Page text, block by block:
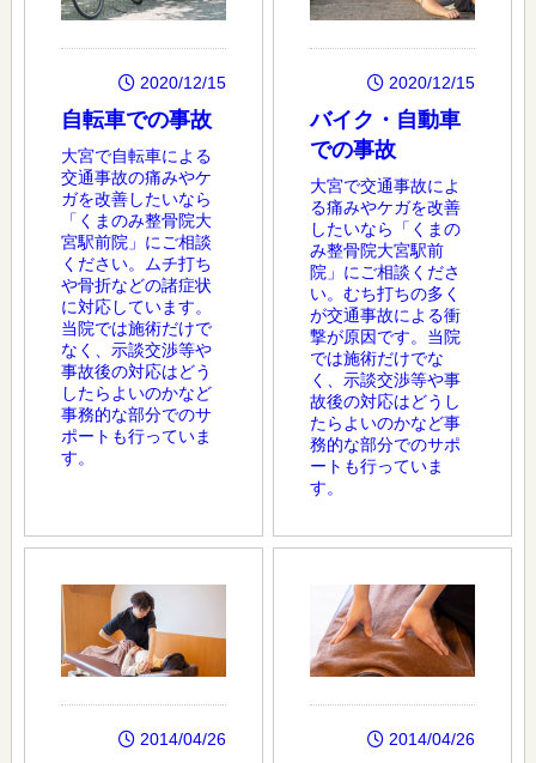
2020/12/15
自転車での事故
大宮で自転車による
交通事故の痛みやケ
ガを改善したいなら
「くまのみ整骨院大
宮駅前院」にご相談
ください。ムチ打ち
や骨折などの諸症状
に対応しています。
当院では施術だけで
なく、示談交渉等や
事故後の対応はどう
したらよいのかなど
事務的な部分でのサ
ポートも行っていま
す。
2020/12/15
バイク・自動車
での事故
大宮で交通事故によ
る痛みやケガを改善
したいなら「くまの
み整骨院大宮駅前
院」にご相談くださ
い。むち打ちの多く
が交通事故による衝
撃が原因です。当院
では施術だけでな
く、示談交渉等や事
故後の対応はどうし
たらよいのかなど事
務的な部分でのサポ
ートも行っていま
す。
2014/04/26 2014/04/26